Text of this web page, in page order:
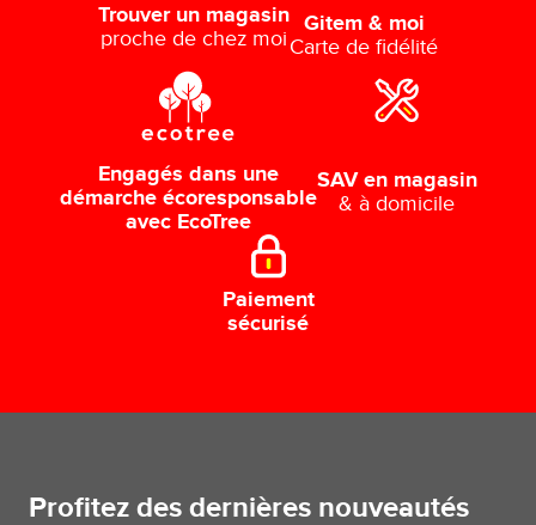
Trouver un magasin
proche de chez moi
Gitem & moi
Carte de fidélité
Engagés dans une
démarche écoresponsable
avec EcoTree
SAV en magasin
& à domicile
Paiement
sécurisé
Profitez des dernières nouveautés